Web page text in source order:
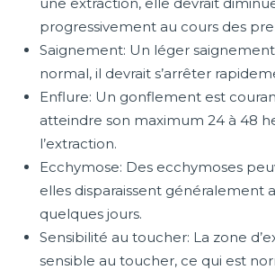
progressivement au cours des
Saignement: Un léger
normal, il devrait s’arrêter
Enflure: Un gonflement est
atteindre son maximum 24 à 48
l’extraction.
Ecchymose: Des ecchymoses
elles disparaissent généralement
quelques jours.
Sensibilité au toucher: La zone
sensible au toucher, ce qui est